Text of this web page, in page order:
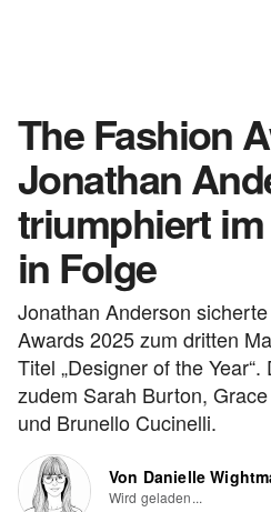
The Fashion
Jonathan
triumphiert
in Folge
Jonathan Anderson
Awards 2025 zum dritten
Titel „Designer of the
zudem Sarah Burton,
und Brunello Cucinelli.
Von Danielle
Wird geladen...